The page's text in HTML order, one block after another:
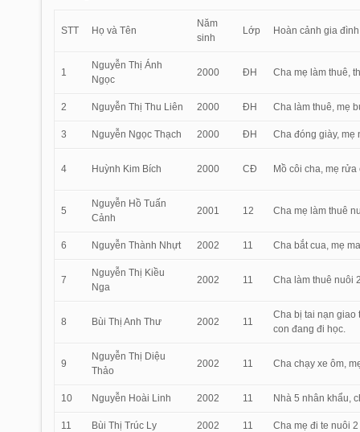
STT Họ và Tên
Năm
sinh
Lớp Hoàn cảnh gia đình
1
Nguyễn Thị Ánh
Ngọc
2000 ĐH Cha mẹ làm thuê,
2 Nguyễn Thị Thu Liên 2000 ĐH Cha làm thuê, mẹ
3 Nguyễn Ngọc Thạch 2000 ĐH Cha đóng giày, mẹ
4 Huỳnh Kim Bích 2000 CĐ Mồ côi cha, mẹ
5
Nguyễn Hồ Tuấn
Cảnh
2001 12 Cha mẹ làm thuê
6 Nguyễn Thành Nhựt 2002 11 Cha bắt cua, mẹ
7
Nguyễn Thị Kiều
Nga
2002 11 Cha làm thuê nuôi
8 Bùi Thị Anh Thư 2002 11
Cha bị tai nạn giao
con đang đi học.
9
Nguyễn Thị Diệu
Thảo
2002 11 Cha chạy xe ôm,
10 Nguyễn Hoài Linh 2002 11 Nhà 5 nhân khẩu,
11 Bùi Thị Trúc Ly 2002 11 Cha mẹ đi te nuôi